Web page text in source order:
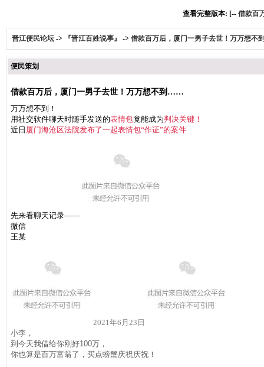
查看完整版本: [-- 借款百
晋江便民论坛 -> 『晋江百姓说事』 -> 借款百万后，厦门一男子去世！万万想
便民策划
借款百万后，厦门一男子去世！万万想不到……
万万想不到！
用社交软件聊天时随手发送的表情包竟能成为判决关键！
近日 厦门海沧区法院发布了一起表情包“作证”的案件
先来看聊天记录——
微信
王某
2021年6月23日
小李，
到今天我借给你刚好100万，
你也算是百万富翁了，买点螃蟹庆祝庆祝！